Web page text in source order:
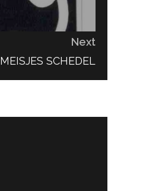
Next
NEXT
MEISJES SCHEDEL